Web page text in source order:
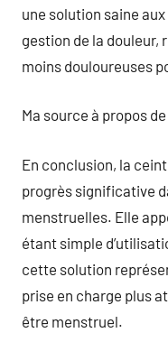
une solution saine
gestion de la douleur,
moins douloureuses
Ma source à propos de
En conclusion, la
progrès significative
menstruelles. Elle
étant simple
cette solution
prise en charge plus
être menstruel.